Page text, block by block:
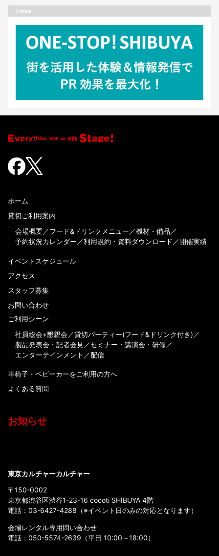
Links
ホーム
貸切ご利用案内
会場概要
フード&ドリンクメニュー
機材・備品
予約状況カレンダー
利用規約・資料ダウンロード 開催実績
イベントスケジュール
アクセス
スタッフ募集
お問い合わせ
ご利用シーン
社員総会+懇親会
貸切パーティー(フード&ドリンク付き)
製品発表会・記者会見
セミナー・講演会・研修
エンターテインメント
配信
車椅子・ベビーカーをご利用の方へ
よくある質問
お知らせ
東京カルチャーカルチャー
〒150-0002
東京都渋谷区渋谷1-23-16 cocoti SHIBUYA 4階
電話： 03-6427-4288 （※イベント日のみの対応となります）
会場レンタル専用問い合わせ
電話： 050-5574-2639 （平日 10:00～18:00）